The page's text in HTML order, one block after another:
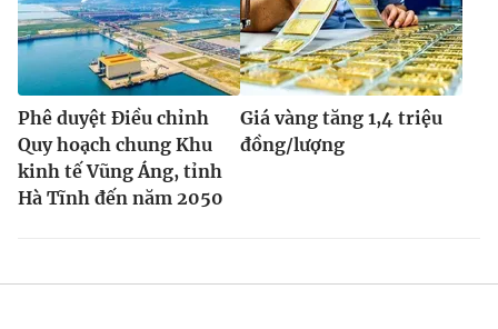
Phê duyệt Điều chỉnh
Quy hoạch chung Khu
kinh tế Vũng Áng, tỉnh
Hà Tĩnh đến năm 2050
Giá vàng tăng 1,4 triệu
đồng/lượng